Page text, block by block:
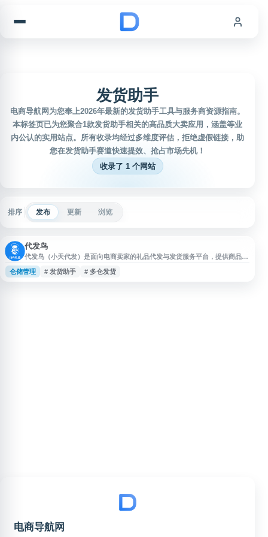
发货助手
电商导航网为您奉上2026年最新的发货助手工具与服务商资源指南。
本标签页已为您聚合1款发货助手相关的高品质大卖应用，涵盖等业
内公认的实用站点。所有收录均经过多维度评估，拒绝虚假链接，助
您在发货助手赛道快速提效、抢占市场先机！
收录了 1 个网站
排序 发布 更新 浏览
代发鸟
代发鸟（小天代发）是面向电商卖家的礼品代发与发货服务平台，提供商品选
择、多仓发货、下单代发等功能，帮助商家降低发货成本并提升发货效率。平
台涵盖多类代发商品，支持发货助手与超时赔付等服务，适合需要礼品代发、
仓储管理 # 发货助手 # 多仓发货
电商导航网